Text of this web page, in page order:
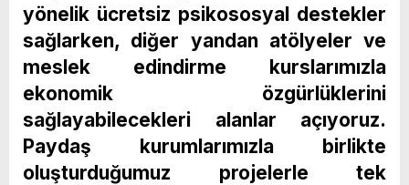
yönelik ücretsiz psikososyal destekler
sağlarken, diğer yandan atölyeler ve
meslek edindirme kurslarımızla
ekonomik özgürlüklerini
sağlayabilecekleri alanlar açıyoruz.
Paydaş kurumlarımızla birlikte
oluşturduğumuz projelerle tek